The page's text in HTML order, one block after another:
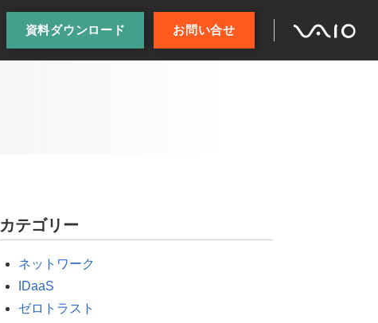
資料ダウンロード お問い合せ
カテゴリー
ネットワーク
IDaaS
ゼロトラスト